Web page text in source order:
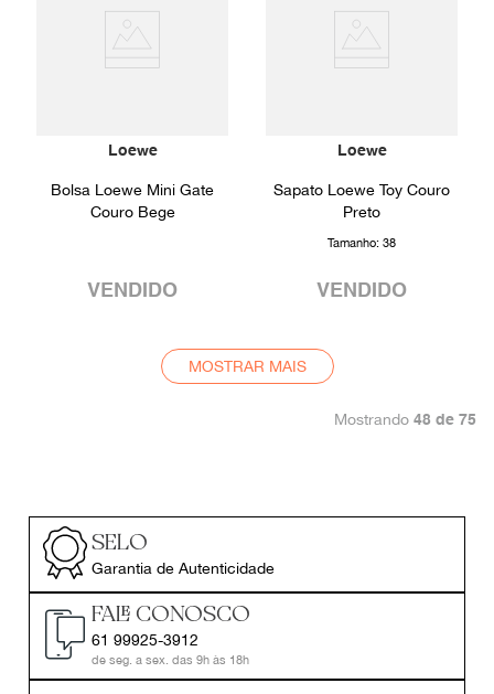
Loewe
Bolsa Loewe Mini Gate
Couro Bege
VENDIDO
Loewe
Sapato Loewe Toy Couro
Preto
Tamanho: 38
VENDIDO
MOSTRAR MAIS
Mostrando 48 de 75
SELO
Garantia de Autenticidade
FALE CONOSCO
61 99925-3912
de seg. a sex. das 9h às 18h